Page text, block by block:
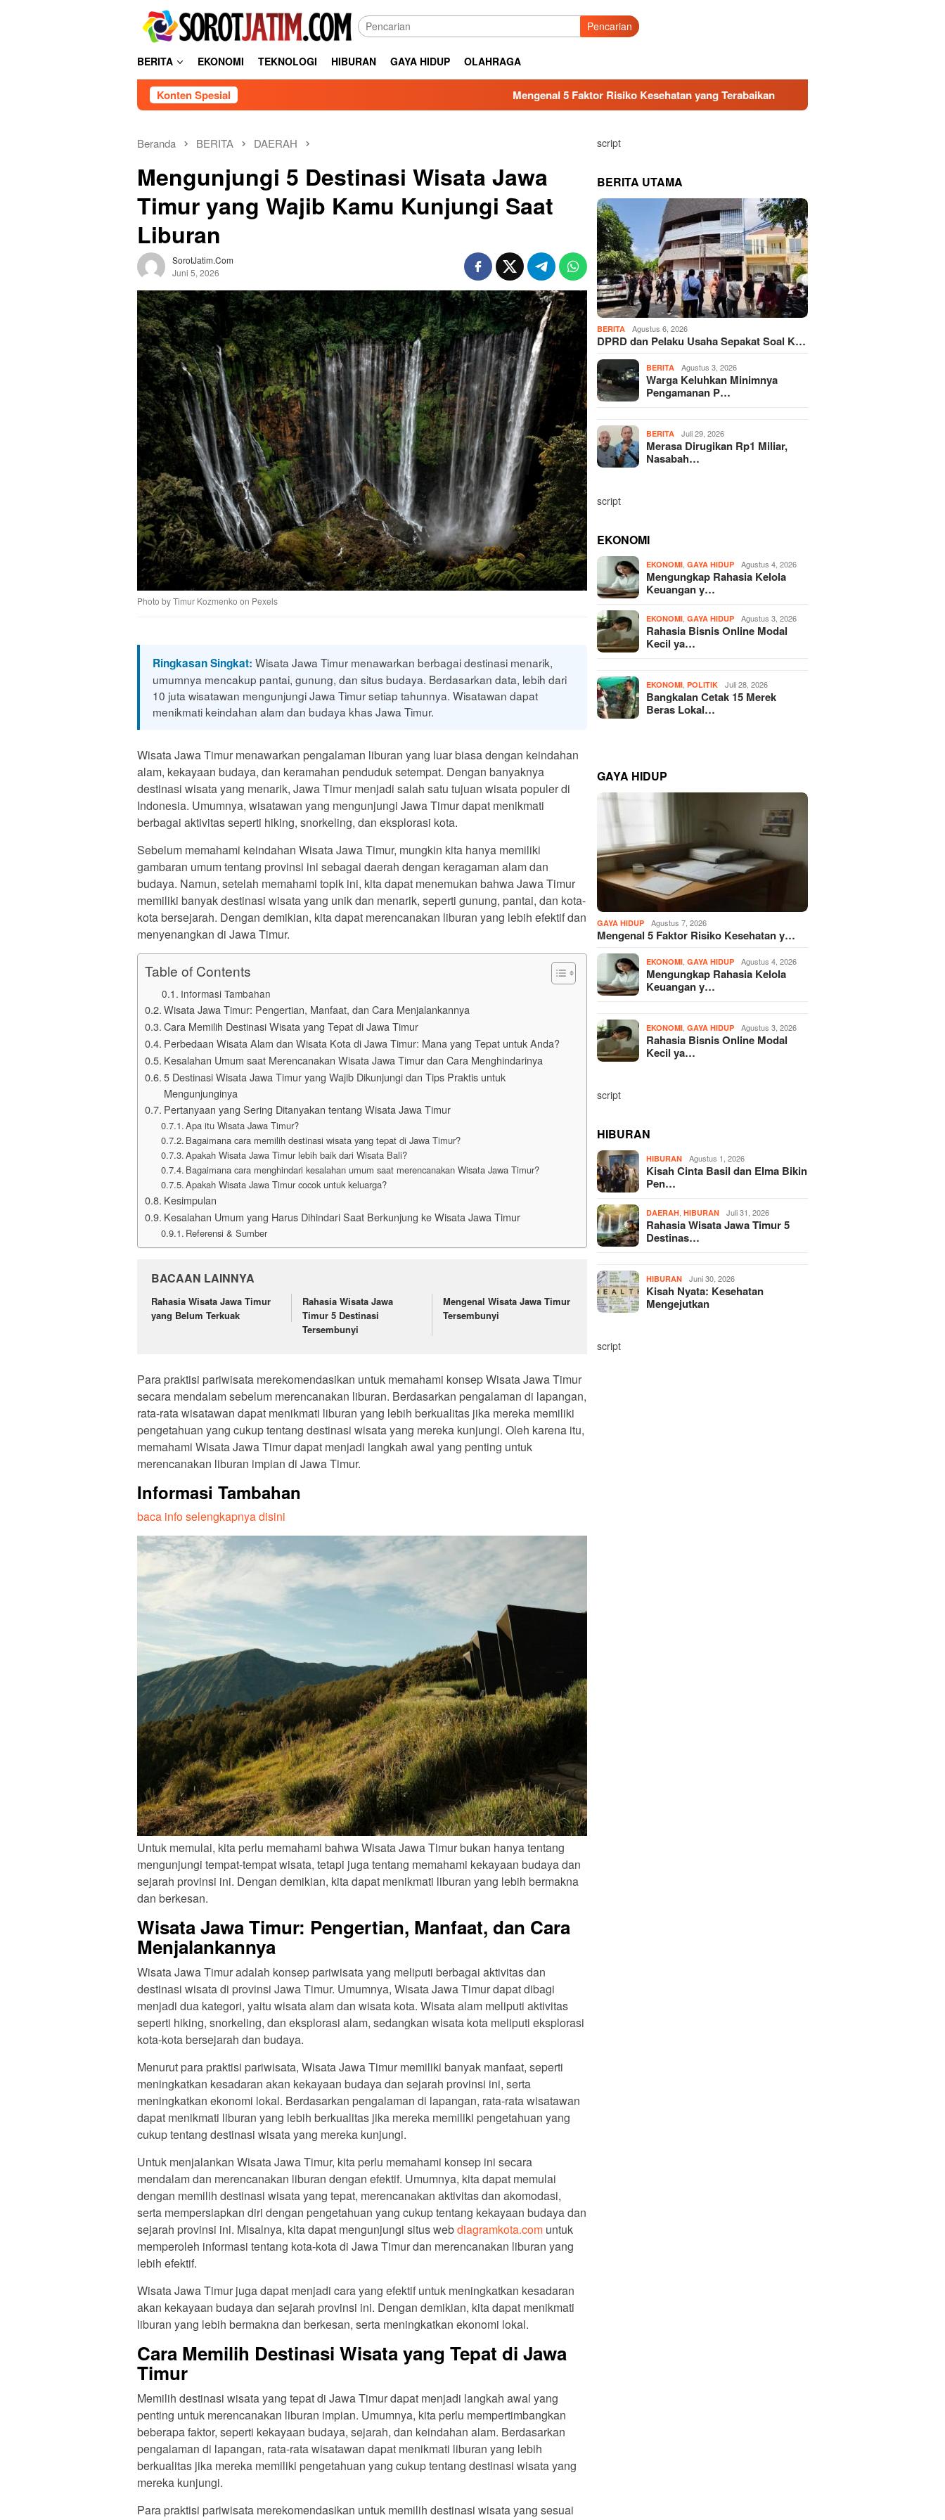
Pencarian
BERITA EKONOMI TEKNOLOGI HIBURAN GAYA HIDUP OLAHRAGA
Konten Spesial Mengenal 5 Faktor Risiko Kesehatan yang Terabaikan Direksi Baru PDAM Surya Sembada
Beranda BERITA DAERAH
Mengunjungi 5 Destinasi Wisata Jawa
Timur yang Wajib Kamu Kunjungi Saat
Liburan
SorotJatim.com
Juni 5, 2026
Photo by Timur Kozmenko on Pexels
Ringkasan Singkat: Wisata Jawa Timur menawarkan berbagai destinasi menarik,
umumnya mencakup pantai, gunung, dan situs budaya. Berdasarkan data, lebih dari
10 juta wisatawan mengunjungi Jawa Timur setiap tahunnya. Wisatawan dapat
menikmati keindahan alam dan budaya khas Jawa Timur.
Wisata Jawa Timur menawarkan pengalaman liburan yang luar biasa dengan keindahan
alam, kekayaan budaya, dan keramahan penduduk setempat. Dengan banyaknya
destinasi wisata yang menarik, Jawa Timur menjadi salah satu tujuan wisata populer di
Indonesia. Umumnya, wisatawan yang mengunjungi Jawa Timur dapat menikmati
berbagai aktivitas seperti hiking, snorkeling, dan eksplorasi kota.
Sebelum memahami keindahan Wisata Jawa Timur, mungkin kita hanya memiliki
gambaran umum tentang provinsi ini sebagai daerah dengan keragaman alam dan
budaya. Namun, setelah memahami topik ini, kita dapat menemukan bahwa Jawa Timur
memiliki banyak destinasi wisata yang unik dan menarik, seperti gunung, pantai, dan kota-
kota bersejarah. Dengan demikian, kita dapat merencanakan liburan yang lebih efektif dan
menyenangkan di Jawa Timur.
Table of Contents
Informasi Tambahan
Wisata Jawa Timur: Pengertian, Manfaat, dan Cara Menjalankannya
Cara Memilih Destinasi Wisata yang Tepat di Jawa Timur
Perbedaan Wisata Alam dan Wisata Kota di Jawa Timur: Mana yang Tepat untuk Anda?
Kesalahan Umum saat Merencanakan Wisata Jawa Timur dan Cara Menghindarinya
5 Destinasi Wisata Jawa Timur yang Wajib Dikunjungi dan Tips Praktis untuk
Mengunjunginya
Pertanyaan yang Sering Ditanyakan tentang Wisata Jawa Timur
Apa itu Wisata Jawa Timur?
Bagaimana cara memilih destinasi wisata yang tepat di Jawa Timur?
Apakah Wisata Jawa Timur lebih baik dari Wisata Bali?
Bagaimana cara menghindari kesalahan umum saat merencanakan Wisata Jawa Timur?
Apakah Wisata Jawa Timur cocok untuk keluarga?
Kesimpulan
Kesalahan Umum yang Harus Dihindari Saat Berkunjung ke Wisata Jawa Timur
Referensi & Sumber
BACAAN LAINNYA
Rahasia Wisata Jawa Timur
yang Belum Terkuak
Rahasia Wisata Jawa
Timur 5 Destinasi
Tersembunyi
Mengenal Wisata Jawa Timur
Tersembunyi
Para praktisi pariwisata merekomendasikan untuk memahami konsep Wisata Jawa Timur
secara mendalam sebelum merencanakan liburan. Berdasarkan pengalaman di lapangan,
rata-rata wisatawan dapat menikmati liburan yang lebih berkualitas jika mereka memiliki
pengetahuan yang cukup tentang destinasi wisata yang mereka kunjungi. Oleh karena itu,
memahami Wisata Jawa Timur dapat menjadi langkah awal yang penting untuk
merencanakan liburan impian di Jawa Timur.
Informasi Tambahan
baca info selengkapnya disini
Untuk memulai, kita perlu memahami bahwa Wisata Jawa Timur bukan hanya tentang
mengunjungi tempat-tempat wisata, tetapi juga tentang memahami kekayaan budaya dan
sejarah provinsi ini. Dengan demikian, kita dapat menikmati liburan yang lebih bermakna
dan berkesan.
Wisata Jawa Timur: Pengertian, Manfaat, dan Cara
Menjalankannya
Wisata Jawa Timur adalah konsep pariwisata yang meliputi berbagai aktivitas dan
destinasi wisata di provinsi Jawa Timur. Umumnya, Wisata Jawa Timur dapat dibagi
menjadi dua kategori, yaitu wisata alam dan wisata kota. Wisata alam meliputi aktivitas
seperti hiking, snorkeling, dan eksplorasi alam, sedangkan wisata kota meliputi eksplorasi
kota-kota bersejarah dan budaya.
Menurut para praktisi pariwisata, Wisata Jawa Timur memiliki banyak manfaat, seperti
meningkatkan kesadaran akan kekayaan budaya dan sejarah provinsi ini, serta
meningkatkan ekonomi lokal. Berdasarkan pengalaman di lapangan, rata-rata wisatawan
dapat menikmati liburan yang lebih berkualitas jika mereka memiliki pengetahuan yang
cukup tentang destinasi wisata yang mereka kunjungi.
Untuk menjalankan Wisata Jawa Timur, kita perlu memahami konsep ini secara
mendalam dan merencanakan liburan dengan efektif. Umumnya, kita dapat memulai
dengan memilih destinasi wisata yang tepat, merencanakan aktivitas dan akomodasi,
serta mempersiapkan diri dengan pengetahuan yang cukup tentang kekayaan budaya dan
sejarah provinsi ini. Misalnya, kita dapat mengunjungi situs webdiagramkota.com untuk
memperoleh informasi tentang kota-kota di Jawa Timur dan merencanakan liburan yang
lebih efektif.
Wisata Jawa Timur juga dapat menjadi cara yang efektif untuk meningkatkan kesadaran
akan kekayaan budaya dan sejarah provinsi ini. Dengan demikian, kita dapat menikmati
liburan yang lebih bermakna dan berkesan, serta meningkatkan ekonomi lokal.
Cara Memilih Destinasi Wisata yang Tepat di Jawa
Timur
Memilih destinasi wisata yang tepat di Jawa Timur dapat menjadi langkah awal yang
penting untuk merencanakan liburan impian. Umumnya, kita perlu mempertimbangkan
beberapa faktor, seperti kekayaan budaya, sejarah, dan keindahan alam. Berdasarkan
pengalaman di lapangan, rata-rata wisatawan dapat menikmati liburan yang lebih
berkualitas jika mereka memiliki pengetahuan yang cukup tentang destinasi wisata yang
mereka kunjungi.
Para praktisi pariwisata merekomendasikan untuk memilih destinasi wisata yang sesuai
script
BERITA UTAMA
BERITA Agustus 6, 2026
DPRD dan Pelaku Usaha Sepakat Soal K…
BERITA Agustus 3, 2026
Warga Keluhkan Minimnya
Pengamanan P…
BERITA Juli 29, 2026
Merasa Dirugikan Rp1 Miliar,
Nasabah…
script
EKONOMI
EKONOMI ,GAYA HIDUP Agustus 4, 2026
Mengungkap Rahasia Kelola
Keuangan y…
EKONOMI ,GAYA HIDUP Agustus 3, 2026
Rahasia Bisnis Online Modal
Kecil ya…
EKONOMI ,POLITIK Juli 28, 2026
Bangkalan Cetak 15 Merek
Beras Lokal…
GAYA HIDUP
GAYA HIDUP Agustus 7, 2026
Mengenal 5 Faktor Risiko Kesehatan y…
EKONOMI ,GAYA HIDUP Agustus 4, 2026
Mengungkap Rahasia Kelola
Keuangan y…
EKONOMI ,GAYA HIDUP Agustus 3, 2026
Rahasia Bisnis Online Modal
Kecil ya…
script
HIBURAN
HIBURAN Agustus 1, 2026
Kisah Cinta Basil dan Elma Bikin
Pen…
DAERAH ,HIBURAN Juli 31, 2026
Rahasia Wisata Jawa Timur 5
Destinas…
HIBURAN Juni 30, 2026
Kisah Nyata: Kesehatan
Mengejutkan
script